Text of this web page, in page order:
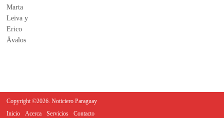
Copyright ©2026. Noticiero Paraguay
Inicio
Acerca Servicios Contacto